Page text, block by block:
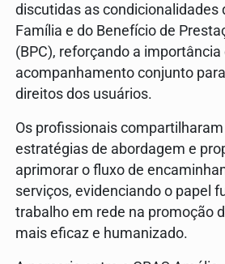
discutidas as condicionalidades
Família e do Benefício de
(BPC), reforçando a importância
acompanhamento conjunto
direitos dos usuários.
Os profissionais
estratégias de abordagem e
aprimorar o fluxo de
serviços, evidenciando o papel
trabalho em rede na promoção
mais eficaz e humanizado.